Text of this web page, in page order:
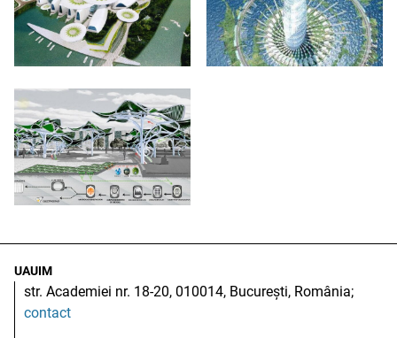
UAUIM
str. Academiei nr. 18-20, 010014, București, România;
contact